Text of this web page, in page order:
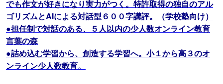
でも作文が好きになり実力がつく。特許取得の独自のアル
ゴリズムとAIによる対話型６００字講評。（学校塾向け）
●担任制で対話のある、５人以内の少人数オンライン教育
言葉の森
●詰め込む学習から、創造する学習へ。小１から高３のオ
ンライン少人数教育。